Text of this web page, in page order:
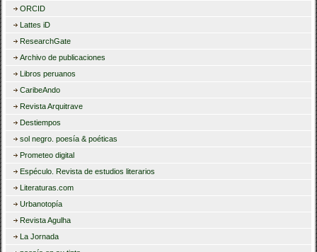
ORCID
Lattes iD
ResearchGate
Archivo de publicaciones
Libros peruanos
CaribeAndo
Revista Arquitrave
Destiempos
sol negro. poesía & poéticas
Prometeo digital
Espéculo. Revista de estudios literarios
Literaturas.com
Urbanotopía
Revista Agulha
La Jornada